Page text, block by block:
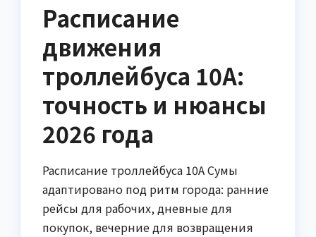
Расписание
движения
троллейбуса 10А:
точность и нюансы
2026 года
Расписание троллейбуса 10А Сумы
адаптировано под ритм города: ранние
рейсы для рабочих, дневные для
покупок, вечерние для возвращения